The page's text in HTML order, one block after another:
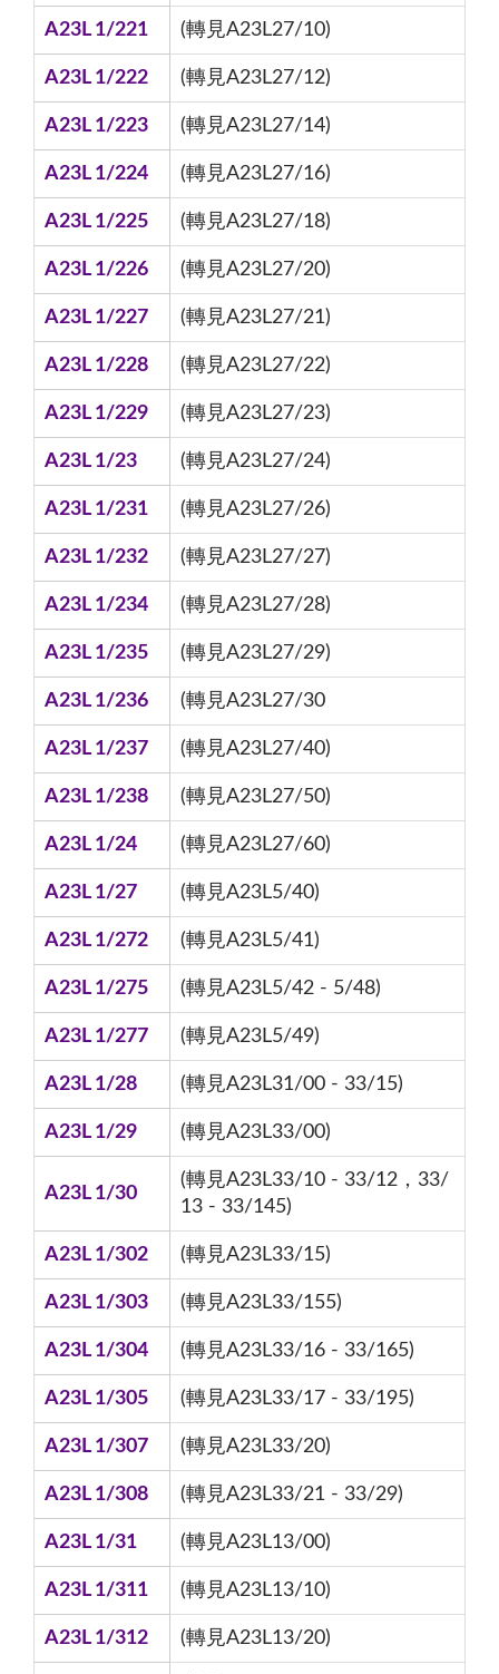
A23L 1/221 (轉見A23L27/10)
A23L 1/222 (轉見A23L27/12)
A23L 1/223 (轉見A23L27/14)
A23L 1/224 (轉見A23L27/16)
A23L 1/225 (轉見A23L27/18)
A23L 1/226 (轉見A23L27/20)
A23L 1/227 (轉見A23L27/21)
A23L 1/228 (轉見A23L27/22)
A23L 1/229 (轉見A23L27/23)
A23L 1/23 (轉見A23L27/24)
A23L 1/231 (轉見A23L27/26)
A23L 1/232 (轉見A23L27/27)
A23L 1/234 (轉見A23L27/28)
A23L 1/235 (轉見A23L27/29)
A23L 1/236 (轉見A23L27/30
A23L 1/237 (轉見A23L27/40)
A23L 1/238 (轉見A23L27/50)
A23L 1/24 (轉見A23L27/60)
A23L 1/27 (轉見A23L5/40)
A23L 1/272 (轉見A23L5/41)
A23L 1/275 (轉見A23L5/42 - 5/48)
A23L 1/277 (轉見A23L5/49)
A23L 1/28 (轉見A23L31/00 - 33/15)
A23L 1/29 (轉見A23L33/00)
A23L 1/30
(轉見A23L33/10 - 33/12，33/
13 - 33/145)
A23L 1/302 (轉見A23L33/15)
A23L 1/303 (轉見A23L33/155)
A23L 1/304 (轉見A23L33/16 - 33/165)
A23L 1/305 (轉見A23L33/17 - 33/195)
A23L 1/307 (轉見A23L33/20)
A23L 1/308 (轉見A23L33/21 - 33/29)
A23L 1/31 (轉見A23L13/00)
A23L 1/311 (轉見A23L13/10)
A23L 1/312 (轉見A23L13/20)